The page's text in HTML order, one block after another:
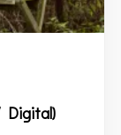
Digital)